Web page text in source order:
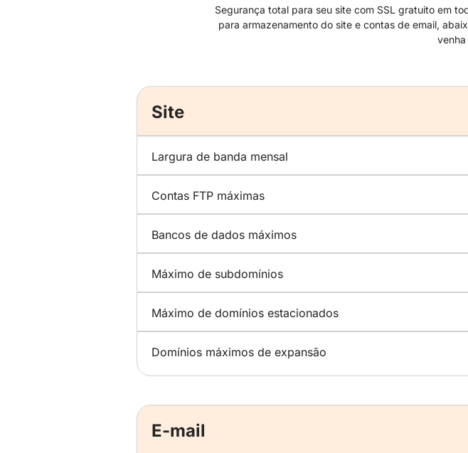
Segurança total para seu site com SSL gratuito em
para armazenamento do site e contas de email,
venha
Site
Largura de banda mensal
Contas FTP máximas
Bancos de dados máximos
Máximo de subdomínios
Máximo de domínios estacionados
Domínios máximos de expansão
E-mail